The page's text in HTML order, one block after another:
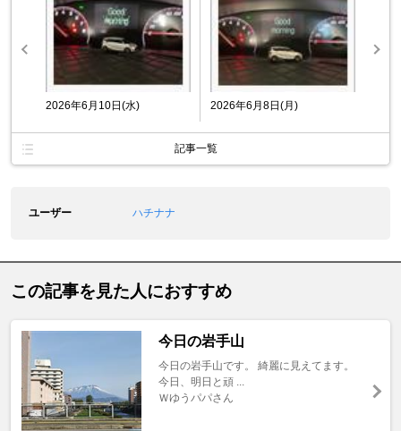
2026年6月10日(水) 2026年6月8日(月)
記事一覧
ユーザー ハチナナ
この記事を見た人におすすめ
今日の岩手山
今日の岩手山です。 綺麗に見えてます。
今日、明日と頑 ...
Ｗゆうパパさん